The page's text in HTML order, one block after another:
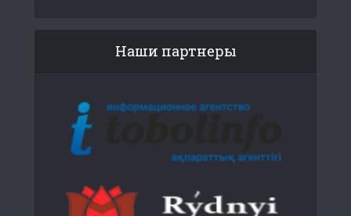
Наши партнеры